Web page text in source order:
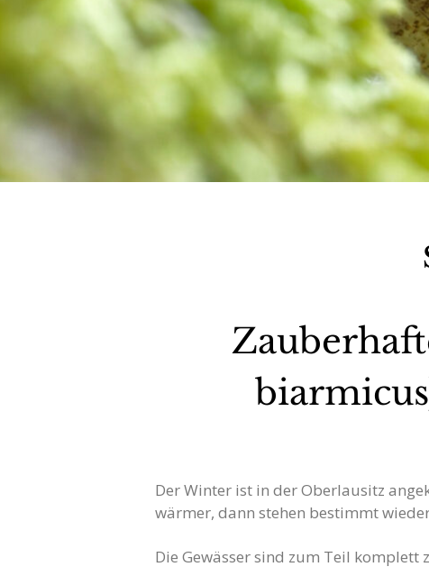
Der Winter ist in der Oberlausitz
wärmer, dann stehen bestimmt
Die Gewässer sind zum Teil